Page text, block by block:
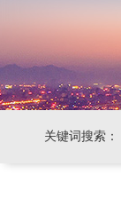
关键词搜索：